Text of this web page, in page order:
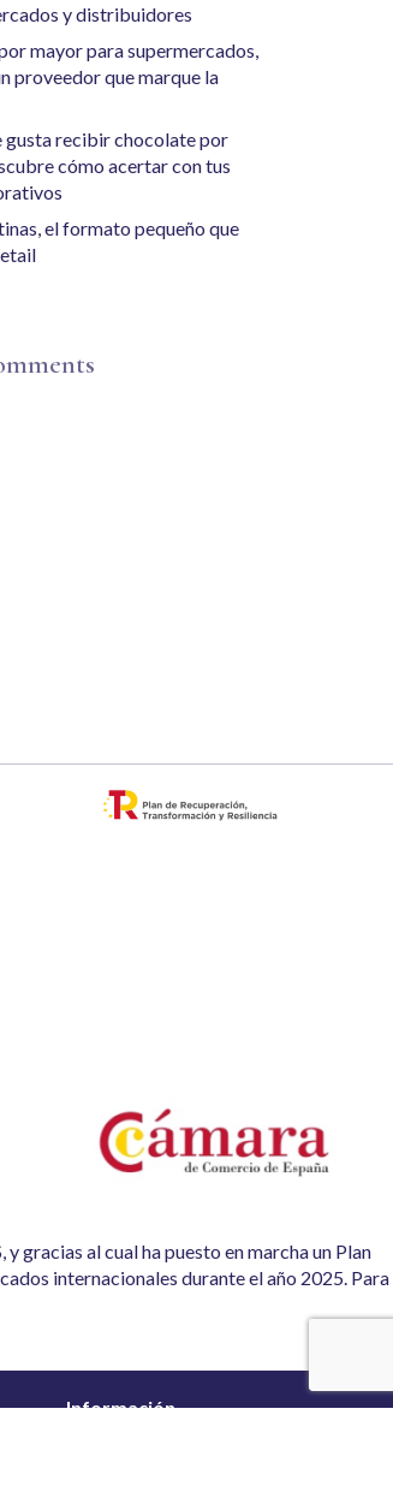
y distribuidores
mayor para supermercados,
proveedor que marque la
gusta recibir chocolate por
cómo acertar con tus
el formato pequeño que
gracias al cual ha puesto en marcha un Plan
internacionales durante el año 2025. Para
Información